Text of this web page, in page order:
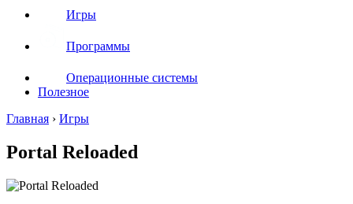
Игры
Программы
Операционные системы
Полезное
Главная › Игры
Portal Reloaded